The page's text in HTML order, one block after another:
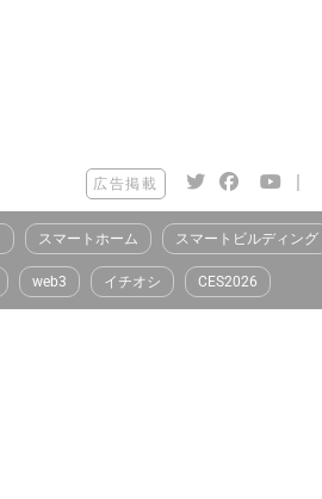
広告掲載 |
スマートホーム スマートビルディング
web3 イチオシ CES2026